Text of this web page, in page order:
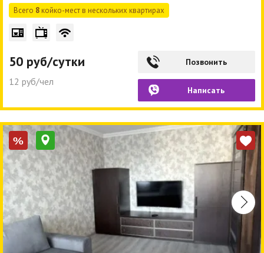
Всего 8 койко-мест в нескольких квартирах
50 руб/сутки
12 руб/чел
Позвонить
Написать
%